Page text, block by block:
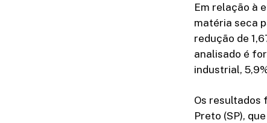
Em relação à
matéria seca
redução de
analisado é
industrial,
Os resultados
Preto (SP),